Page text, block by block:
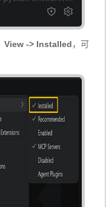
View -> Installed，可